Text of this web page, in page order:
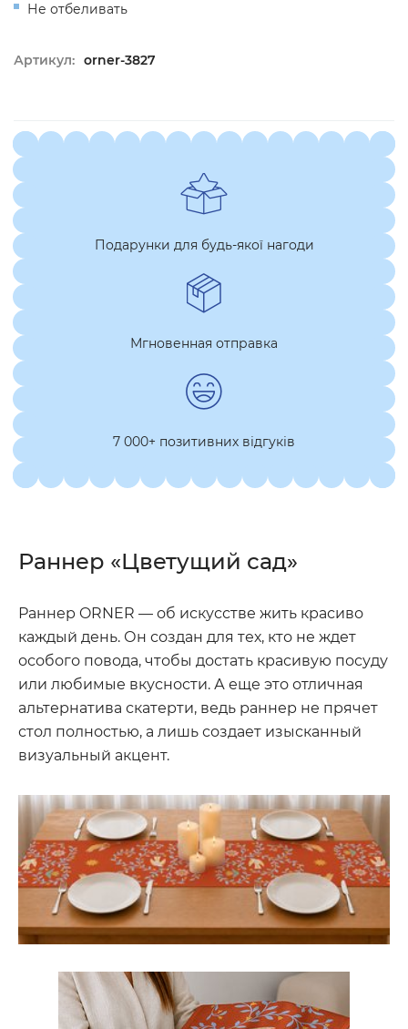
Не отбеливать
Артикул: orner-3827
Подарунки для будь-якої нагоди
Мгновенная отправка
7 000+ позитивних відгуків
Раннер «Цветущий сад»
Раннер ORNER — об искусстве жить красиво
каждый день. Он создан для тех, кто не ждет
особого повода, чтобы достать красивую посуду
или любимые вкусности. А еще это отличная
альтернатива скатерти, ведь раннер не прячет
стол полностью, а лишь создает изысканный
визуальный акцент.